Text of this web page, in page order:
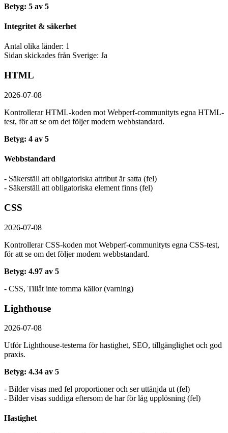
Betyg: 5 av 5
Integritet & säkerhet
Antal olika länder: 1
Sidan skickades från Sverige: Ja
HTML
2026-07-08
Kontrollerar HTML-koden mot Webperf-communityts egna HTML-
test, för att se om det följer modern webbstandard.
Betyg: 4 av 5
Webbstandard
- Säkerställ att obligatoriska attribut är satta (fel)
- Säkerställ att obligatoriska element finns (fel)
CSS
2026-07-08
Kontrollerar CSS-koden mot Webperf-communityts egna CSS-test,
för att se om det följer modern webbstandard.
Betyg: 4.97 av 5
- CSS, Tillåt inte tomma källor (varning)
Lighthouse
2026-07-08
Utför Lighthouse-testerna för hastighet, SEO, tillgänglighet och god
praxis.
Betyg: 4.34 av 5
- Bilder visas med fel proportioner och ser uttänjda ut (fel)
- Bilder visas suddiga eftersom de har för låg upplösning (fel)
Hastighet